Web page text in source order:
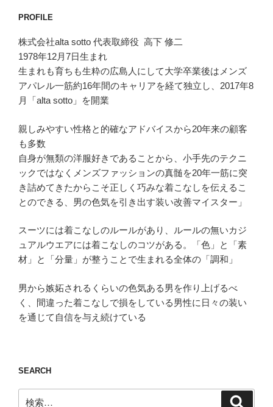
PROFILE
株式会社alta sotto 代表取締役 高下 修二
1978年12月7日生まれ
生まれも育ちも生粋の広島人にして大学卒業後はメンズ
アパレル一筋約16年間のキャリアを経て独立し、2017年8
月「alta sotto」を開業
親しみやすい性格と的確なアドバイスから20年来の顧客
も多数
自身が無類の洋服好きであることから、小手先のテクニ
ックではなくメンズファッションの真髄を20年一筋に突
き詰めてきたからこそ正しく巧みな着こなしを伝えるこ
とのできる、男の色気を引き出す装い改善マイスター」
スーツには着こなしのルールがあり、ルールの無いカジ
ュアルウエアには着こなしのコツがある。「色」と「素
材」と「分量」が整うことで生まれる全体の「調和」
男から嫉妬されるくらいの色気ある男を作り上げるべ
く、間違った着こなしで損をしている男性に日々の装い
を通じて自信を与え続けている
SEARCH